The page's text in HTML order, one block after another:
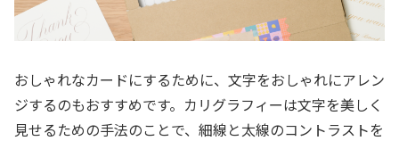
おしゃれなカードにするために、文字をおしゃれにアレン
ジするのもおすすめです。カリグラフィーは文字を美しく
見せるための手法のことで、細線と太線のコントラストを